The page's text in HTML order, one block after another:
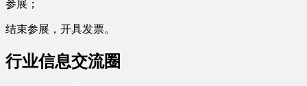
参展；
结束参展，开具发票。
行业信息交流圈